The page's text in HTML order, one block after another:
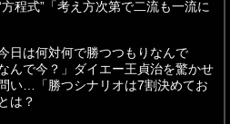
程式”「考え方次第で二流も一流に
日は何対何で勝つつもりなんで
んで今？」ダイエー王貞治を驚かせ
い…「勝つシナリオは7割決めてお
は？